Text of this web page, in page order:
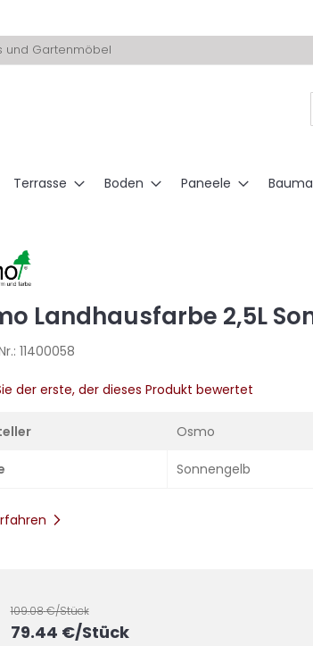
und Gartenmöbel
Terrasse Boden Paneele
Landhausfarbe 2,5L
11400058
der erste, der dieses Produkt bewertet
Osmo
Sonnengelb
109.08€/Stück
79.44 €/Stück